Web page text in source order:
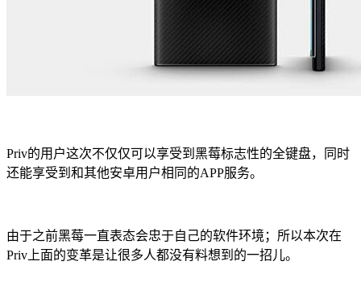
Priv的用户这次不仅仅可以享受到黑莓标志性的全键盘，同时
还能享受到和其他安卓用户相同的APP服务。
由于之前黑莓一直表态会忠于自己的软件环境；所以本次在
Priv上面的变革是让很多人都没有料想到的一招儿。